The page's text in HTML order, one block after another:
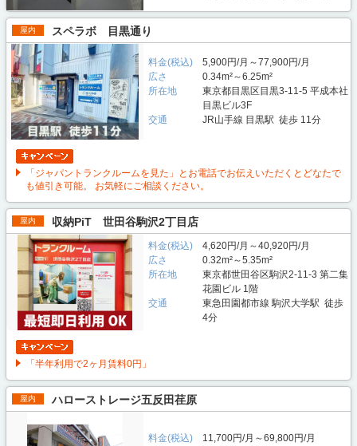
屋内 スペラボ 目黒通り
料金(税込)
5,900円/月～77,900円/月
広さ
0.34m²～6.25m²
所在地
東京都目黒区目黒3-11-5 平成本社
目黒ビル3F
交通
JR山手線 目黒駅 徒歩 11分
「ジャパントランクルームを見た」とお電話でお伝えいただくとどなたで
も値引き可能。 お気軽にご相談ください。
屋内 収納PiT 世田谷駒沢2丁目店
料金(税込)
4,620円/月～40,920円/月
広さ
0.32m²～5.35m²
所在地
東京都世田谷区駒沢2-11-3 第二集
花園ビル 1階
交通
東急田園都市線 駒沢大学駅 徒歩
4分
「半年利用で2ヶ月賃料0円」
屋内 ハローストレージ五反田荏原
料金(税込)
11,700円/月～69,800円/月